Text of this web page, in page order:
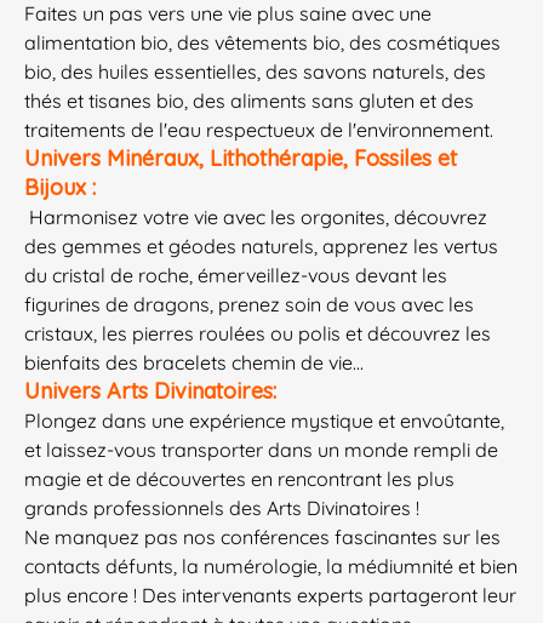
Faites un pas vers une vie plus saine avec une
alimentation bio, des vêtements bio, des cosmétiques
bio, des huiles essentielles, des savons naturels, des
thés et tisanes bio, des aliments sans gluten et des
traitements de l'eau respectueux de l'environnement.
Univers Minéraux, Lithothérapie, Fossiles et
Bijoux :
Harmonisez votre vie avec les orgonites, découvrez
des gemmes et géodes naturels, apprenez les vertus
du cristal de roche, émerveillez-vous devant les
figurines de dragons, prenez soin de vous avec les
cristaux, les pierres roulées ou polis et découvrez les
bienfaits des bracelets chemin de vie...
Univers Arts Divinatoires:
Plongez dans une expérience mystique et envoûtante,
et laissez-vous transporter dans un monde rempli de
magie et de découvertes en rencontrant les plus
grands professionnels des Arts Divinatoires !
Ne manquez pas nos conférences fascinantes sur les
contacts défunts, la numérologie, la médiumnité et bien
plus encore ! Des intervenants experts partageront leur